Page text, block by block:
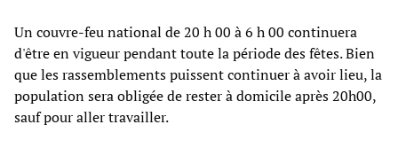
Un couvre-feu national de 20 h 00 à 6 h 00 continuera
d'être en vigueur pendant toute la période des fêtes. Bien
que les rassemblements puissent continuer à avoir lieu, la
population sera obligée de rester à domicile après 20h00,
sauf pour aller travailler.